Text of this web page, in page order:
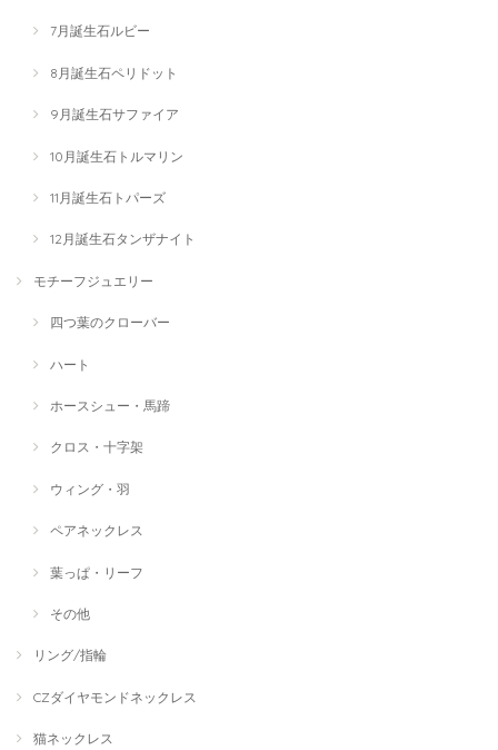
7月誕生石ルビー
8月誕生石ペリドット
9月誕生石サファイア
10月誕生石トルマリン
11月誕生石トパーズ
12月誕生石タンザナイト
モチーフジュエリー
四つ葉のクローバー
ハート
ホースシュー・馬蹄
クロス・十字架
ウィング・羽
ペアネックレス
葉っぱ・リーフ
その他
リング/指輪
CZダイヤモンドネックレス
猫ネックレス